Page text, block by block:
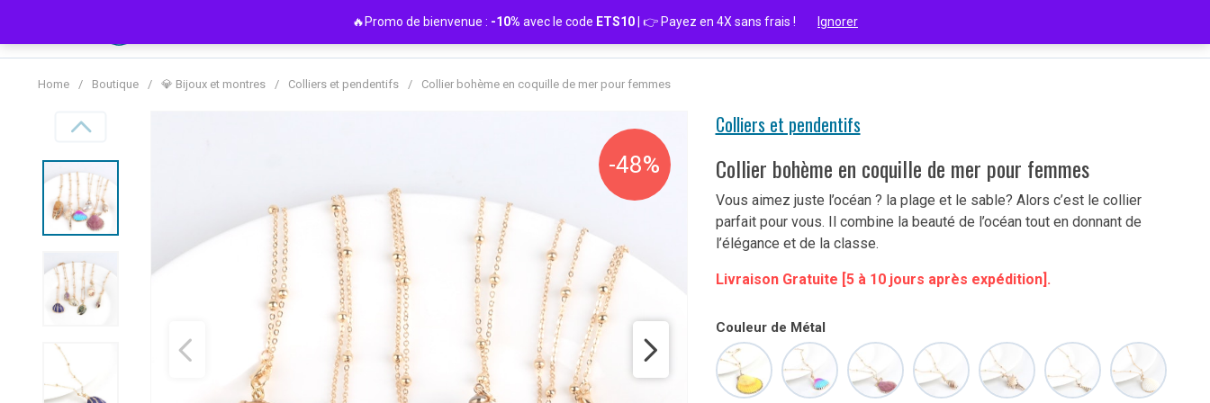
contenu
Home / Boutique / 💎 Bijoux et montres / Colliers et pendentifs / Collier bohème en coquille de mer pour femmes
-48%
Colliers et pendentifs
Collier bohème en coquille de mer pour femmes
Vous aimez juste l’océan ? la plage et le sable? Alors c’est le collier
parfait pour vous. Il combine la beauté de l’océan tout en donnant de
l’élégance et de la classe.
Livraison Gratuite [5 à 10 jours après expédition].
Couleur de Métal
🔥Promo de bienvenue : -10% avec le code ETS10 | 👉 Payez en 4X sans frais ! Ignorer